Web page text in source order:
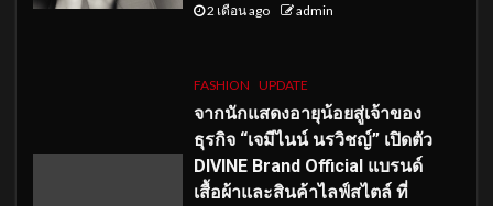
2 เดือน ago admin
FASHION UPDATE
จากนักแสดงอายุน้อยสู่เจ้าของ
ธุรกิจ “เจมีไนน์ นรวิชญ์” เปิดตัว
DIVINE Brand Official แบรนด์
เสื้อผ้าและสินค้าไลฟ์สไตล์ ที่